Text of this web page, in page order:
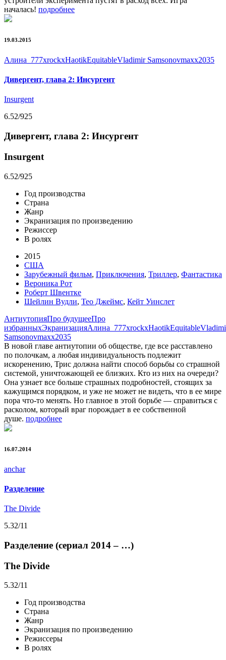
началась! подробнее
19.03.2015
Алина_777xrockxHaotikEquitableVladimir Samsonovmaxx2035
Дивергент, глава 2: Инсургент
Insurgent
6.52/925
Дивергент, глава 2: Инсургент
Insurgent
6.52/925
Год производства
Страна
Жанр
Экранизация по произведению
Режиссер
В ролях
2015
США
Зарубежный фильм, Приключения, Триллер, Фантастика
Вероника Рот
Роберт Швентке
Шейлин Вудли, Тео Джеймс, Кейт Уинслет
АнтиутопияПро будущееПро
избранныхЭкранизацияАлина_777xrockxHaotikEquitable
Samsonovmaxx2035
В новой главе антиутопии об обществе, где все расставлено
по полочкам, а любая индивидуальность подлежит
искоренению, Трис должна найти способ борьбы со страшной
системой, уничтожающей ее близких. Кто из них на очереди?
Она узнает все больше страшных подробностей, стоящих за
кажущимся порядком, и уже не может не видеть, что в ее мире
пора что-то менять. Но главное в этой борьбе — справиться с
расколом, который враг порождает в ее собственной
душе. подробнее
16.07.2014
anchar
Разделение
The Divide
5.32/11
Разделение (сериал 2014 – …)
The Divide
5.32/11
Год производства
Страна
Жанр
Экранизация по произведению
Режиссеры
В ролях